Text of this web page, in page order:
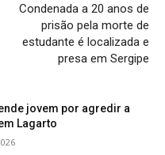
Condenada a 20 anos de
prisão pela morte de
estudante é localizada e
presa em Sergipe
jovem por agredir a
Lagarto